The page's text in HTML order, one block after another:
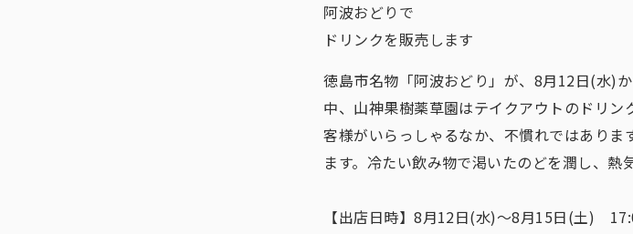
阿波おどりで
ドリンクを販売します
徳島市名物「阿波おどり」が、8月12日(水)
中、山神果樹薬草園はテイクアウトのドリ
客様がいらっしゃるなか、不慣れではあり
ます。冷たい飲み物で渇いたのどを潤し、熱
【出店日時】8月12日(水)～8月15日(土)